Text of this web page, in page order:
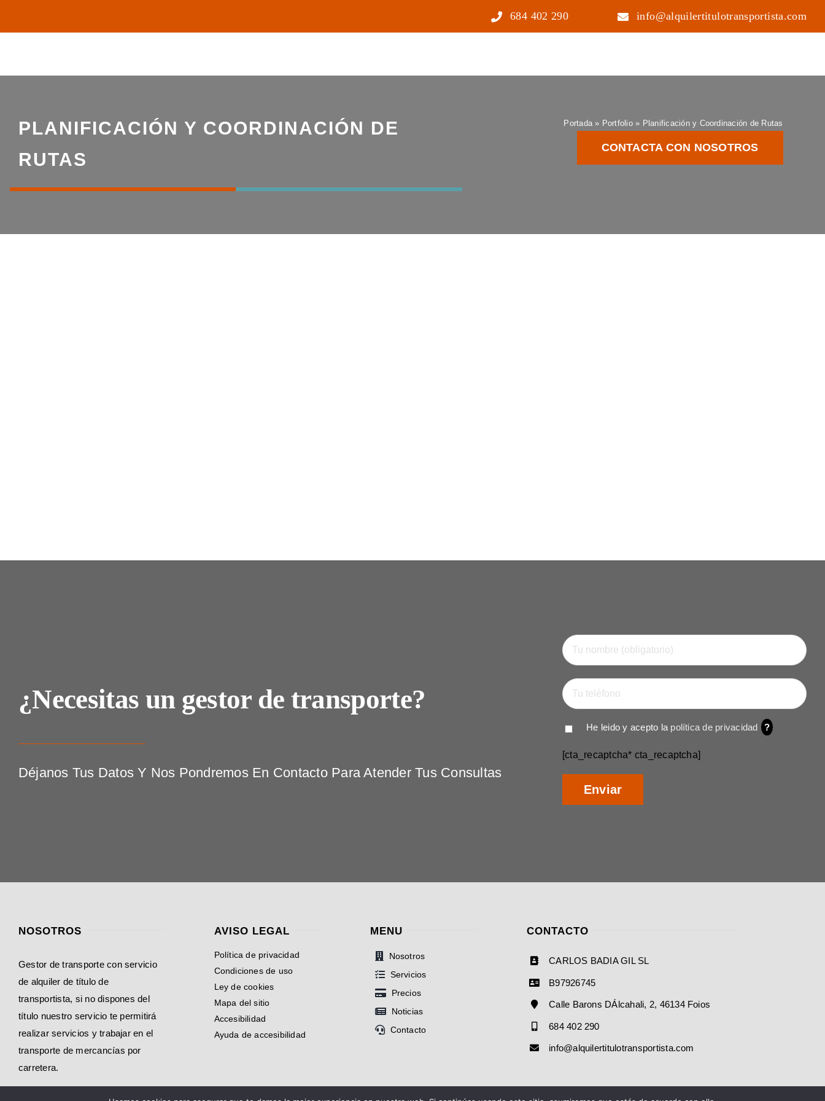
684 402 290 info@alquilertitulotransportista.com
PLANIFICACIÓN Y COORDINACIÓN DE
RUTAS
Portada » Portfolio» Planificación y Coordinación de Rutas
CONTACTA CON NOSOTROS
¿Necesitas un gestor de transporte?
Déjanos Tus Datos Y Nos Pondremos En Contacto Para Atender Tus Consultas
He leido y acepto la política de privacidad ?
[cta_recaptcha* cta_recaptcha]
NOSOTROS
Gestor de transporte con servicio
de alquiler de título de
transportista, si no dispones del
título nuestro servicio te permitirá
realizar servicios y trabajar en el
transporte de mercancías por
carretera.
AVISO LEGAL
Política de privacidad
Condiciones de uso
Ley de cookies
Mapa del sitio
Accesibilidad
Ayuda de accesibilidad
MENU
Nosotros
Servicios
Precios
Noticias
Contacto
CONTACTO
CARLOS BADIA GIL SL
B97926745
Calle Barons DÁlcahali, 2, 46134 Foios
684 402 290
info@alquilertitulotransportista.com